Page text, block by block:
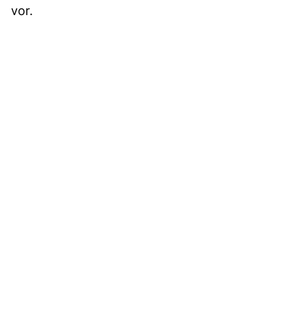
vor.